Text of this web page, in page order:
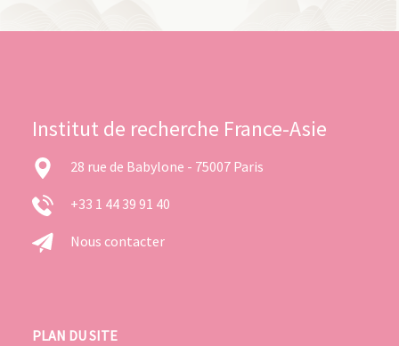
Institut de recherche France-Asie
28 rue de Babylone - 75007 Paris
+33 1 44 39 91 40
Nous contacter
PLAN DU SITE